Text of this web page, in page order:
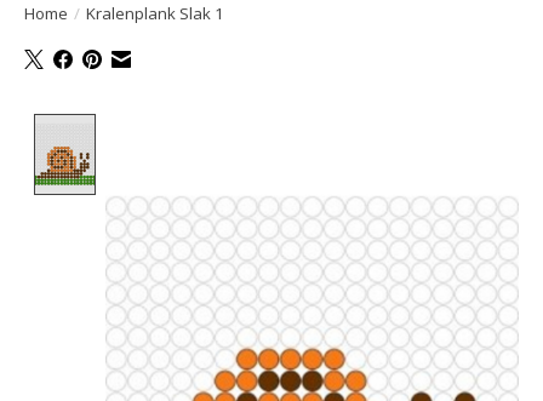
Home / Kralenplank Slak 1